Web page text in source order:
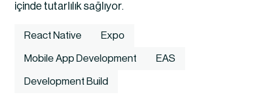
içinde tutarlılık sağlıyor.
React Native Expo
Mobile App Development EAS
Development Build